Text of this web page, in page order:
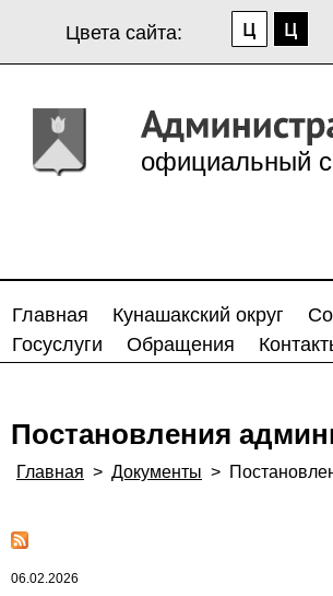
Цвета сайта:
официальный
Главная Кунашакский округ
Госуслуги
Обращения
Постановления
Главная > Документы >
06.02.2026